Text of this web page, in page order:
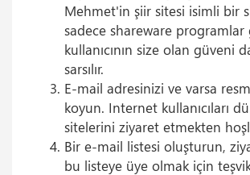
Mehmet'in şiir sitesi isimli bir
sadece shareware
kullanıcının size olan güveni
sarsılır.
E-mail adresinizi ve varsa
koyun. Internet kullanıcıları
sitelerini ziyaret etmekten
Bir e-mail listesi oluşturun,
bu listeye üye olmak için